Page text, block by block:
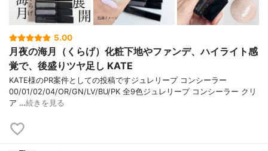
5.00
月夜の海月（くらげ）化粧下地やファンデ、ハイライト感
覚で、後盛りツヤ足し KATE
KATE様のPR案件としての投稿ですジュレリープ コンシーラー
00/01/02/04/OR/GN/LV/BU/PK 全9色ジュレリープ コンシーラー クリ
ア …続きを見る